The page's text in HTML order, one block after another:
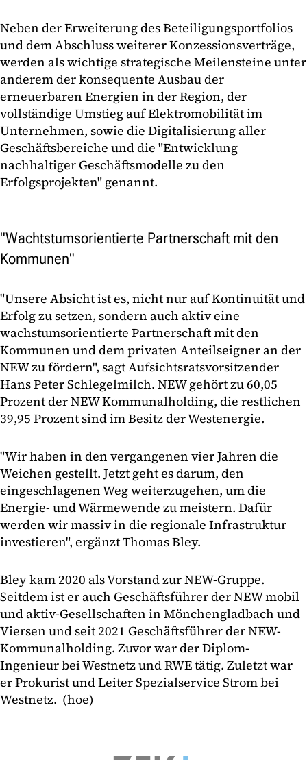
Neben der Erweiterung des Beteiligungsportfolios
und dem Abschluss weiterer Konzessionsverträge,
werden als wichtige strategische Meilensteine unter
anderem der konsequente Ausbau der
erneuerbaren Energien in der Region, der
vollständige Umstieg auf Elektromobilität im
Unternehmen, sowie die Digitalisierung aller
Geschäftsbereiche und die "Entwicklung
nachhaltiger Geschäftsmodelle zu den
Erfolgsprojekten" genannt.
"Wachtstumsorientierte Partnerschaft mit den
Kommunen"
"Unsere Absicht ist es, nicht nur auf Kontinuität und
Erfolg zu setzen, sondern auch aktiv eine
wachstumsorientierte Partnerschaft mit den
Kommunen und dem privaten Anteilseigner an der
NEW zu fördern", sagt Aufsichtsratsvorsitzender
Hans Peter Schlegelmilch. NEW gehört zu 60,05
Prozent der NEW Kommunalholding, die restlichen
39,95 Prozent sind im Besitz der Westenergie.
"Wir haben in den vergangenen vier Jahren die
Weichen gestellt. Jetzt geht es darum, den
eingeschlagenen Weg weiterzugehen, um die
Energie- und Wärmewende zu meistern. Dafür
werden wir massiv in die regionale Infrastruktur
investieren", ergänzt Thomas Bley.
Bley kam 2020 als Vorstand zur NEW-Gruppe.
Seitdem ist er auch Geschäftsführer der NEW mobil
und aktiv-Gesellschaften in Mönchengladbach und
Viersen und seit 2021 Geschäftsführer der NEW-
Kommunalholding. Zuvor war der Diplom-
Ingenieur bei Westnetz und RWE tätig. Zuletzt war
er Prokurist und Leiter Spezialservice Strom bei
Westnetz. (hoe)